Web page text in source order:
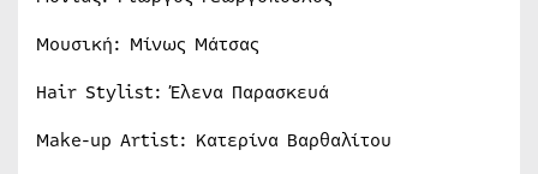
Μουσική: Μίνως Μάτσας
Hair Stylist: Έλενα Παρασκευά
Make-up Artist: Κατερίνα Βαρθαλίτου